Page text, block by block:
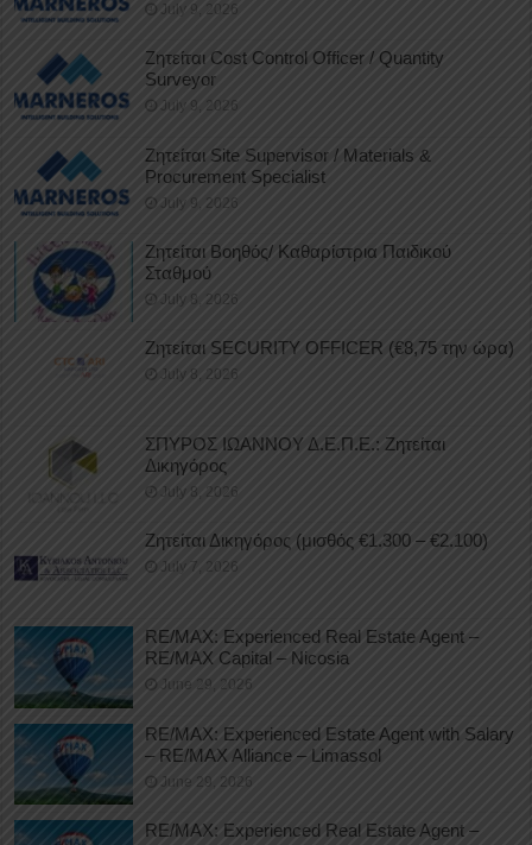
July 9, 2026
Ζητείται Cost Control Officer / Quantity
Surveyor
July 9, 2026
Ζητείται Site Supervisor / Materials &
Procurement Specialist
July 9, 2026
Ζητείται Βοηθός/ Καθαρίστρια Παιδικού
Σταθμού
July 8, 2026
Ζητείται SECURITY OFFICER (€8,75 την ώρα)
July 8, 2026
ΣΠΥΡΟΣ ΙΩΑΝΝΟΥ Δ.Ε.Π.Ε.: Ζητείται
Δικηγόρος
July 8, 2026
Ζητείται Δικηγόρος (μισθός €1.300 – €2.100)
July 7, 2026
RE/MAX: Experienced Real Estate Agent –
RE/MAX Capital – Nicosia
June 29, 2026
RE/MAX: Experienced Estate Agent with Salary
– RE/MAX Alliance – Limassol
June 29, 2026
RE/MAX: Experienced Real Estate Agent –